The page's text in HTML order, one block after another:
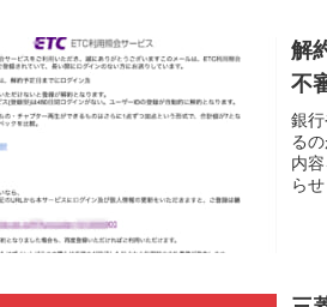
解
不
銀
る
内
ら